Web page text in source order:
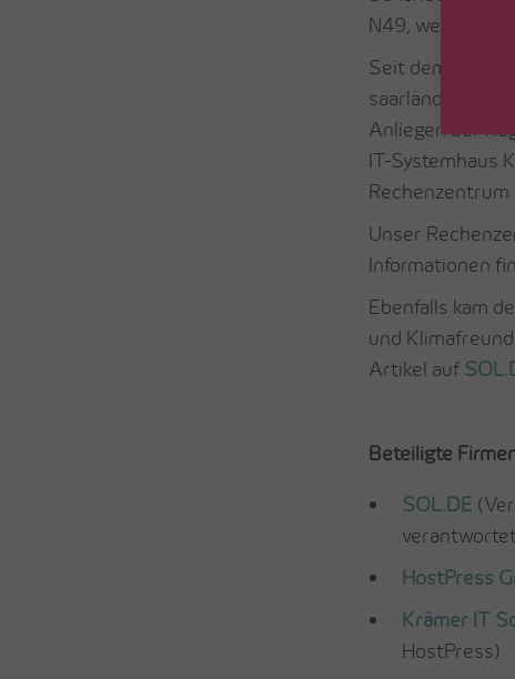
N49, welche
Seit dem
saarländischen
Anliegen der
IT-Systemhaus
Unser
Informationen
Ebenfalls kam
und
Artikel auf
Beteiligte
SOL.DE
HostPress
Krämer IT
HostPress)